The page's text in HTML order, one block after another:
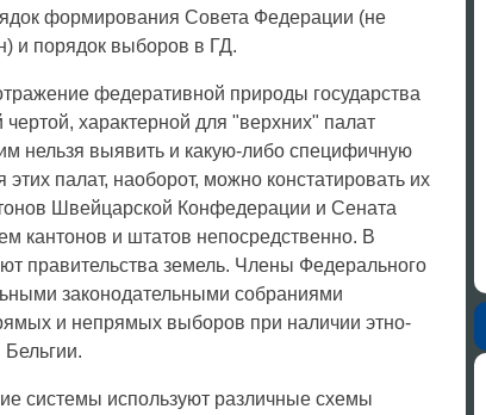
формирования Совета Федерации (не
и порядок выборов в ГД.
федеративной природы государства
характерной для "верхних" палат
нельзя выявить и какую-либо специфичную
палат, наоборот, можно констатировать их
Швейцарской Конфедерации и Сената
кантонов и штатов непосредственно. В
правительства земель. Члены Федерального
законодательными собраниями
и непрямых выборов при наличии этно-
Бельгии.
системы используют различные схемы